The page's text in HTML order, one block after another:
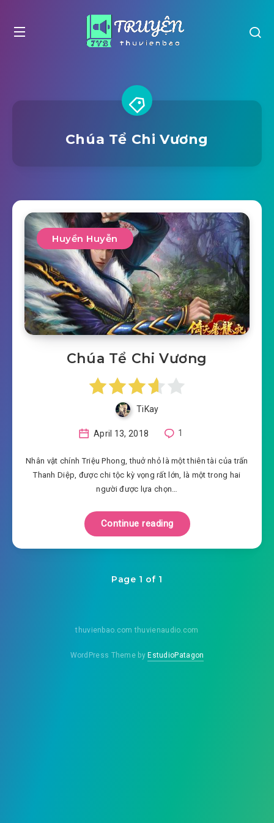
Chúa Tể Chi Vương
Huyền Huyễn
Chúa Tể Chi Vương
TiKay
April 13, 2018 1
Nhân vật chính Triệu Phong, thuở nhỏ là một thiên tài của trấn
Thanh Diệp, được chi tộc kỳ vọng rất lớn, là một trong hai
người được lựa chọn…
Continue reading
Page 1 of 1
thuvienbao.com thuvienaudio.com
WordPress Theme byEstudioPatagon